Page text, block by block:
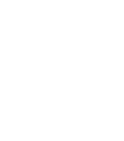
на Cbonds.ru